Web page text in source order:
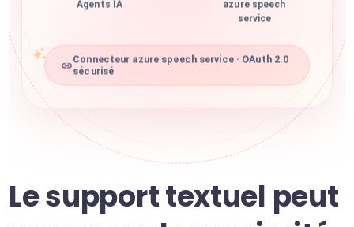
Agents IA
azure speech
service
Connecteur azure speech service · OAuth 2.0
sécurisé
Le support textuel peut